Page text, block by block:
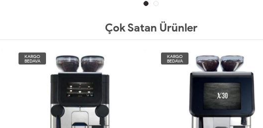
Çok Satan Ürünler
KARGO
BEDAVA
KARGO
BEDAVA